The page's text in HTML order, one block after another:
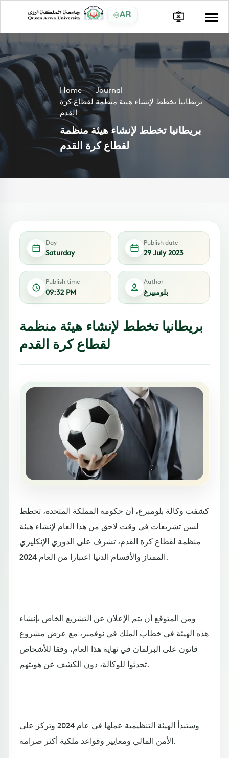
AR
Home
Journal
بريطانيا تخطط لإنشاء هيئة منظمة لقطاع كرة
القدم
بريطانيا تخطط لإنشاء هيئة منظمة
لقطاع كرة القدم
Day
Saturday
Publish date
29 July 2023
Publish time
09:32 PM
Author
بلومبيرغ
بريطانيا تخطط لإنشاء هيئة منظمة
لقطاع كرة القدم
كشفت وكالة بلومبرغ، أن حكومة المملكة المتحدة، تخطط
لسن تشريعات في وقت لاحق من هذا العام لإنشاء هيئة
منظمة لقطاع كرة القدم، تشرف على الدوري الإنكليزي
الممتاز والأقسام الدنيا اعتبارا من العام 2024.
ومن المتوقع أن يتم الإعلان عن التشريع الخاص بإنشاء
هذه الهيئة في خطاب الملك في نوفمبر، مع عرض مشروع
قانون على البرلمان في نهاية هذا العام، وفقا للأشخاص
تحدثوا للوكالة، دون الكشف عن هويتهم.
وستبدأ الهيئة التنظيمية عملها في عام 2024 وتركز على
الأمن المالي ومعايير وقواعد ملكية أكثر صرامة.